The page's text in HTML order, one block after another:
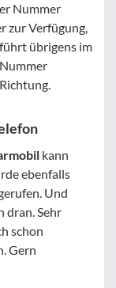
Nummer
zur Verfügung,
übrigens im
kann
ebenfalls
Und
dran. Sehr
schon
Gern